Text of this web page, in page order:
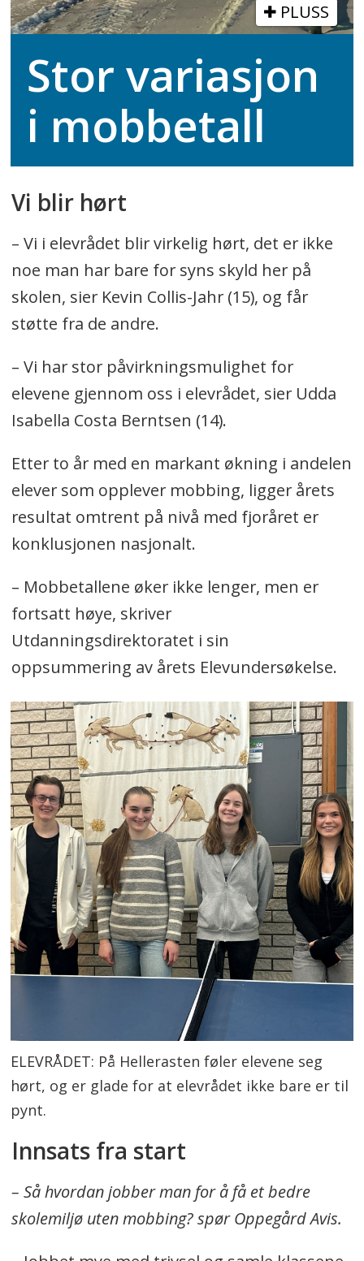
PLUSS
Stor variasjon
i mobbetall
Vi blir hørt
– Vi i elevrådet blir virkelig hørt, det er ikke
noe man har bare for syns skyld her på
skolen, sier Kevin Collis-Jahr (15), og får
støtte fra de andre.
– Vi har stor påvirkningsmulighet for
elevene gjennom oss i elevrådet, sier Udda
Isabella Costa Berntsen (14).
Etter to år med en markant økning i andelen
elever som opplever mobbing, ligger årets
resultat omtrent på nivå med fjoråret er
konklusjonen nasjonalt.
– Mobbetallene øker ikke lenger, men er
fortsatt høye, skriver
Utdanningsdirektoratet i sin
oppsummering av årets Elevundersøkelse.
ELEVRÅDET: På Hellerasten føler elevene seg
hørt, og er glade for at elevrådet ikke bare er til
pynt.
Innsats fra start
– Så hvordan jobber man for å få et bedre
skolemiljø uten mobbing? spør Oppegård Avis.